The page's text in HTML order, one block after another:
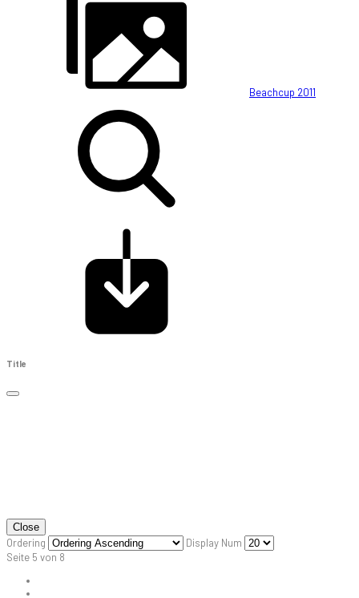
Beachcup 2011
Title
Close
Ordering
Display Num
Seite 5 von 8